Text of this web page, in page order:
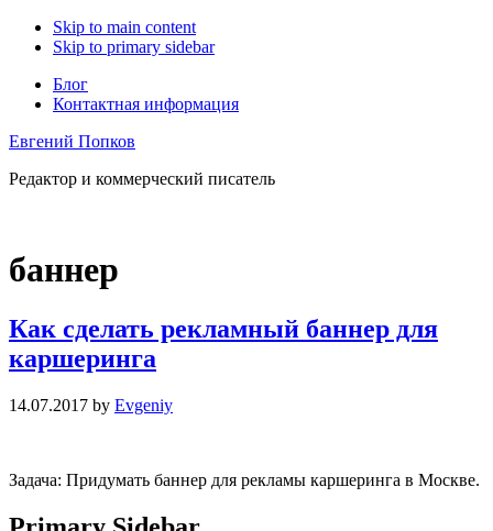
Skip to main content
Skip to primary sidebar
Блог
Контактная информация
Евгений Попков
Редактор и коммерческий писатель
баннер
Как сделать рекламный баннер для
каршеринга
14.07.2017 by Evgeniy
Задача: Придумать баннер для рекламы каршеринга в Москве.